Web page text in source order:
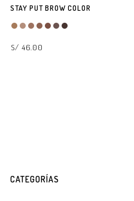
STAY PUT BROW COLOR
S/ 46.00
CATEGORÍAS